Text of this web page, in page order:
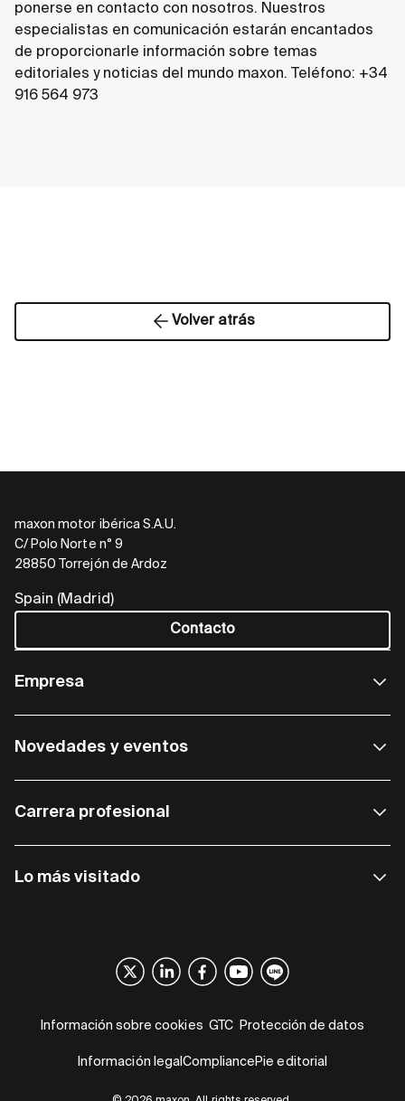
ponerse en contacto con nosotros. Nuestros
especialistas en comunicación estarán encantados
de proporcionarle información sobre temas
editoriales y noticias del mundo maxon. Teléfono: +34
916 564 973
Volver atrás
maxon motor ibérica S.A.U.
C/ Polo Norte n° 9
28850 Torrejón de Ardoz
Spain (Madrid)
Contacto
Empresa
Novedades y eventos
Carrera profesional
Lo más visitado
Información sobre cookies GTC Protección de datos
Información legal Compliance Pie editorial